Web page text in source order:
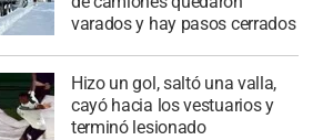
varados y hay pasos cerrados
Hizo un gol, saltó una valla,
cayó hacia los vestuarios y
terminó lesionado